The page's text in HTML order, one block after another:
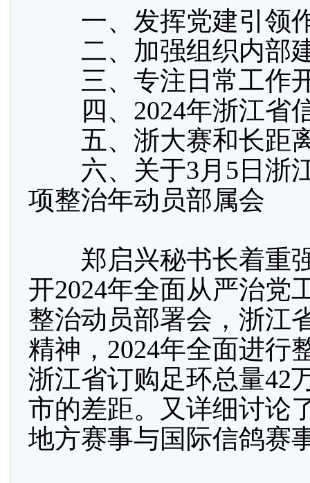
一、发挥党建引领作
二、加强组织内部建
三、专注日常工作开
四、2024年浙江省
五、浙大赛和长距
六、关于3月5日浙江
项整治年动员部属会
郑启兴秘书长着重强
开2024年全面从严治党
整治动员部署会，浙江
精神，2024年全面进行
浙江省订购足环总量42
市的差距。又详细讨论
地方赛事与国际信鸽赛